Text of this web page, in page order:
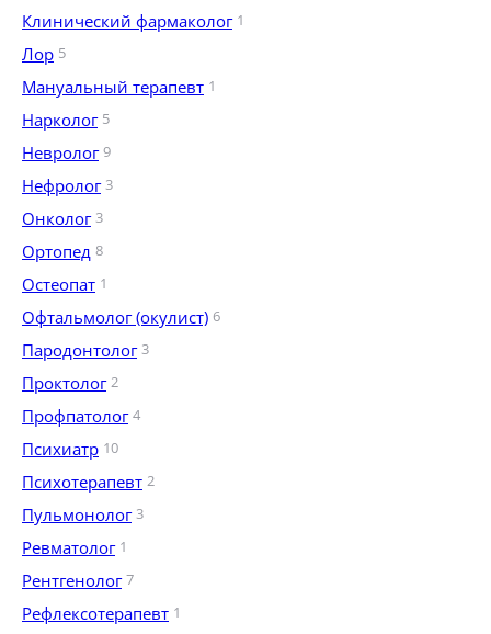
Клинический фармаколог 1
Лор 5
Мануальный терапевт 1
Нарколог 5
Невролог 9
Нефролог 3
Онколог 3
Ортопед 8
Остеопат 1
Офтальмолог (окулист) 6
Пародонтолог 3
Проктолог 2
Профпатолог 4
Психиатр 10
Психотерапевт 2
Пульмонолог 3
Ревматолог 1
Рентгенолог 7
Рефлексотерапевт 1